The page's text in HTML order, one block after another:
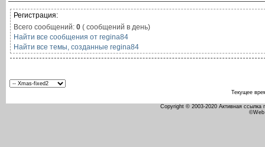
Регистрация:
Всего сообщений: 0 ( сообщений в день)
Найти все сообщения от regina84
Найти все темы, созданные regina84
Текущее
Copyright © 2003-2020 Активная ссылка